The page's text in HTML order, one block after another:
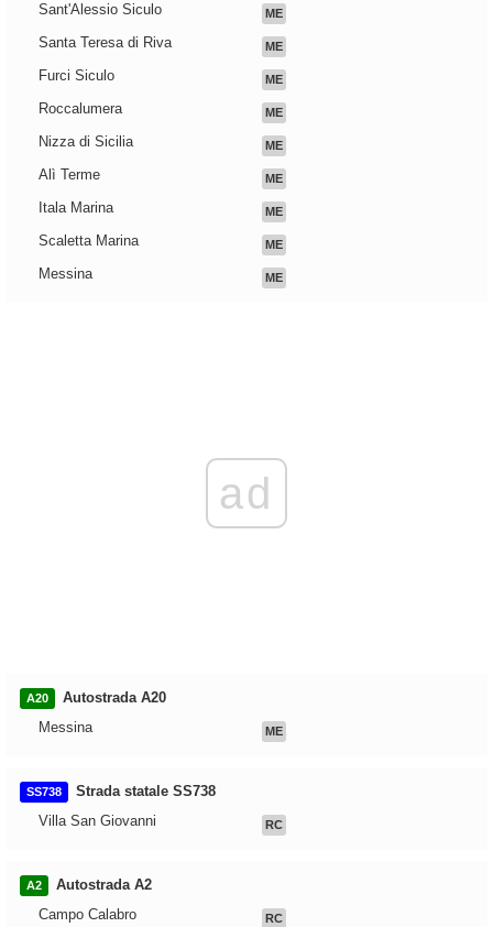
Sant'Alessio Siculo ME
Santa Teresa di Riva ME
Furci Siculo ME
Roccalumera ME
Nizza di Sicilia ME
Alì Terme ME
Itala Marina ME
Scaletta Marina ME
Messina ME
ad
A20
Autostrada A20
Messina
ME
SS738
Strada statale SS738
Villa San Giovanni
RC
A2
Autostrada A2
Campo Calabro
RC